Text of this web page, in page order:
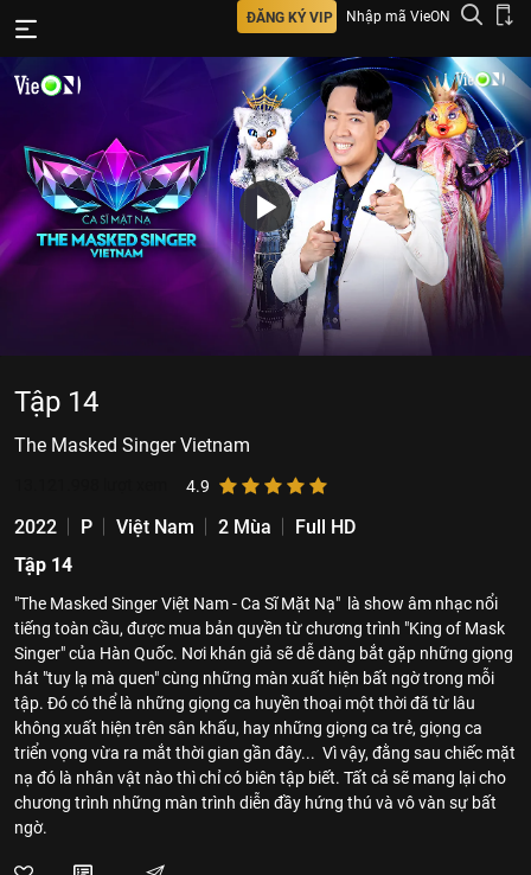
ĐĂNG KÝ VIP Nhập mã VieON
Tập 14
The Masked Singer Vietnam
4.9
2022 P Việt Nam 2 Mùa
Full HD
Tập 14
"The Masked Singer Việt Nam - Ca Sĩ Mặt Nạ" là show âm nhạc nổi
tiếng toàn cầu, được mua bản quyền từ chương trình "King of Mask
Singer" của Hàn Quốc. Nơi khán giả sẽ dễ dàng bắt gặp những giọng
hát "tuy lạ mà quen" cùng những màn xuất hiện bất ngờ trong mỗi
tập. Đó có thể là những giọng ca huyền thoại một thời đã từ lâu
không xuất hiện trên sân khấu, hay những giọng ca trẻ, giọng ca
triển vọng vừa ra mắt thời gian gần đây... Vì vậy, đằng sau chiếc mặt
nạ đó là nhân vật nào thì chỉ có biên tập biết. Tất cả sẽ mang lại cho
chương trình những màn trình diễn đầy hứng thú và vô vàn sự bất
ngờ.